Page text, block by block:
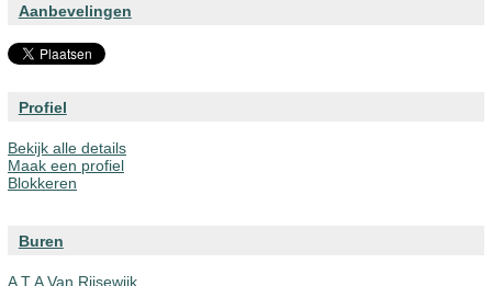
Aanbevelingen
Profiel
Bekijk alle details
Maak een profiel
Blokkeren
Buren
A T A Van Rijsewijk